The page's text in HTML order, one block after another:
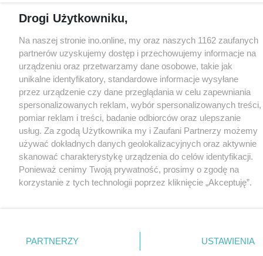
Drogi Użytkowniku,
Na naszej stronie ino.online, my oraz naszych 1162 zaufanych
partnerów uzyskujemy dostęp i przechowujemy informacje na
urządzeniu oraz przetwarzamy dane osobowe, takie jak
unikalne identyfikatory, standardowe informacje wysyłane
przez urządzenie czy dane przeglądania w celu zapewniania
spersonalizowanych reklam, wybór spersonalizowanych treści,
pomiar reklam i treści, badanie odbiorców oraz ulepszanie
usług. Za zgodą Użytkownika my i Zaufani Partnerzy możemy
używać dokładnych danych geolokalizacyjnych oraz aktywnie
skanować charakterystykę urządzenia do celów identyfikacji.
Ponieważ cenimy Twoją prywatność, prosimy o zgodę na
korzystanie z tych technologii poprzez kliknięcie „Akceptuję”.
nie wymagają zgody użytkownika, ale masz prawo sprzeciwić
się takiemu przetwarzaniu. Preferencje będą miały
PARTNERZY USTAWIENIA